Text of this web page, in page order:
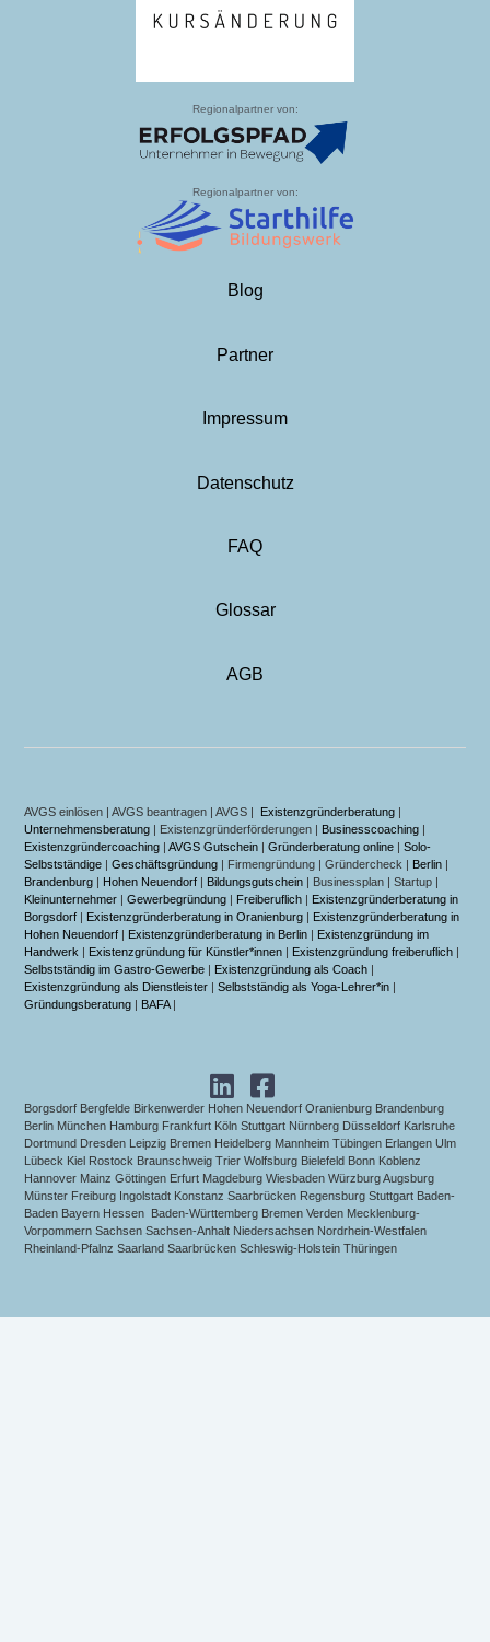
Regionalpartner von:
Regionalpartner von:
Blog
Partner
Impressum
Datenschutz
FAQ
Glossar
AGB
AVGS einlösen | AVGS beantragen | AVGS | Existenzgründerberatung |
Unternehmensberatung | Existenzgründerförderungen | Businesscoaching |
Existenzgründercoaching |AVGS Gutschein |Gründerberatung online |Solo-
Selbstständige |Geschäftsgründung | Firmengründung | Gründercheck | Berlin |
Brandenburg | Hohen Neuendorf | Bildungsgutschein | Businessplan | Startup |
Kleinunternehmer |Gewerbegründung | Freiberuflich | Existenzgründerberatung in
Borgsdorf | Existenzgründerberatung in Oranienburg | Existenzgründerberatung in
Hohen Neuendorf | Existenzgründerberatung in Berlin | Existenzgründung im
Handwerk | Existenzgründung für Künstler*innen | Existenzgründung freiberuflich |
Selbstständig im Gastro-Gewerbe | Existenzgründung als Coach |
Existenzgründung als Dienstleister |Selbstständig als Yoga-Lehrer*in |
Gründungsberatung | BAFA|
Borgsdorf Bergfelde Birkenwerder Hohen Neuendorf Oranienburg Brandenburg
Berlin München Hamburg Frankfurt Köln Stuttgart Nürnberg Düsseldorf Karlsruhe
Dortmund Dresden Leipzig Bremen Heidelberg Mannheim Tübingen Erlangen Ulm
Lübeck Kiel Rostock Braunschweig Trier Wolfsburg Bielefeld Bonn Koblenz
Hannover Mainz Göttingen Erfurt Magdeburg Wiesbaden Würzburg Augsburg
Münster Freiburg Ingolstadt Konstanz Saarbrücken Regensburg Stuttgart Baden-
Baden Bayern Hessen Baden-Württemberg Bremen Verden Mecklenburg-
Vorpommern Sachsen Sachsen-Anhalt Niedersachsen Nordrhein-Westfalen
Rheinland-Pfalnz Saarland Saarbrücken Schleswig-Holstein Thüringen